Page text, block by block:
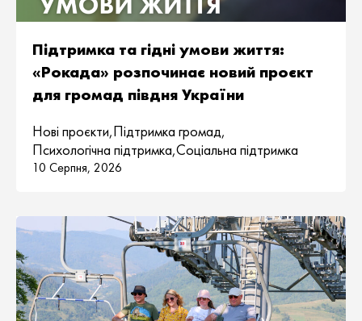
Підтримка та гідні умови життя:
«Рокада» розпочинає новий проєкт
для громад півдня України
Нові проєкти,Підтримка громад,
Психологічна підтримка,Соціальна підтримка
10 Серпня, 2026